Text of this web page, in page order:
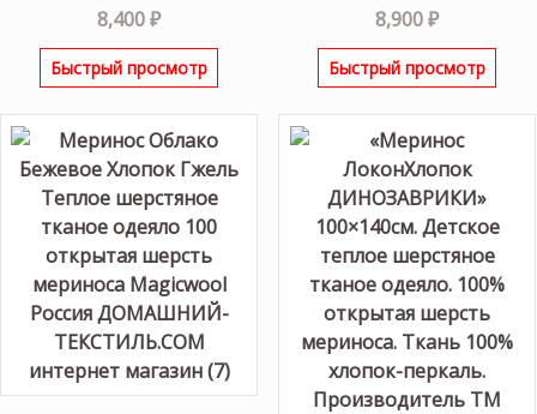
8,400₽
Быстрый просмотр
8,900₽
Быстрый просмотр